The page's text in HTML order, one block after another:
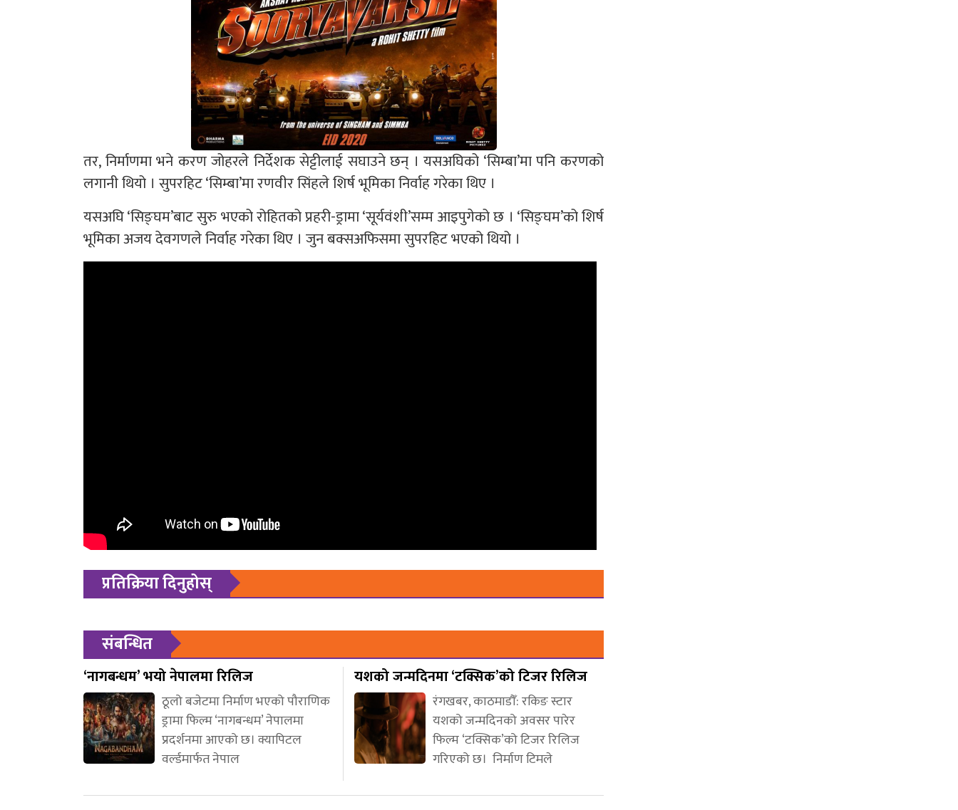
तर, निर्माणमा भने करण जोहरले निर्देशक सेट्टीलाई सघाउने छन् । यसअघिको ‘सिम्बा’मा पनि करणको
लगानी थियो । सुपरहिट ‘सिम्बा’मा रणवीर सिंहले शिर्ष भूमिका निर्वाह गरेका थिए ।
यसअघि ‘सिङ्घम’बाट सुरु भएको रोहितको प्रहरी-ड्रामा ‘सूर्यवंशी’सम्म आइपुगेको छ । ‘सिङ्घम’को शिर्ष
भूमिका अजय देवगणले निर्वाह गरेका थिए । जुन बक्सअफिसमा सुपरहिट भएको थियो ।
प्रतिक्रिया दिनुहोस्
संबन्धित
‘नागबन्धम’ भयो नेपालमा रिलिज
ठूलो बजेटमा निर्माण भएको पौराणिक
ड्रामा फिल्म ‘नागबन्धम’ नेपालमा
प्रदर्शनमा आएको छ। क्यापिटल
वर्ल्डमार्फत नेपाल
यशको जन्मदिनमा ‘टक्सिक’को टिजर रिलिज
रंगखबर, काठमाडौँ: रकिङ स्टार
यशको जन्मदिनको अवसर पारेर
फिल्म ‘टक्सिक’को टिजर रिलिज
गरिएको छ। निर्माण टिमले